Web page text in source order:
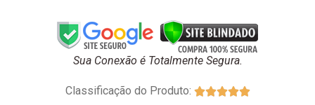
Sua Conexão é Totalmente Segura.
Classificação do Produto: 